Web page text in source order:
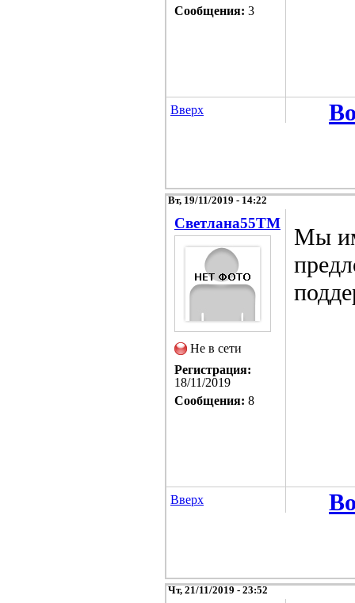
Сообщения: 3
Вверх
Вт, 19/11/2019 - 14:22
Светлана55TM
Не в сети
Регистрация:
18/11/2019
Сообщения: 8
Мы
Вверх
Чт, 21/11/2019 - 23:52